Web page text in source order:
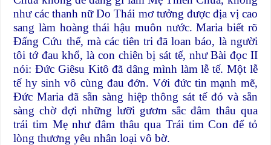
như các thanh nữ Do Thái mơ tưởng được địa vị cao
sang làm hoàng thái hậu muôn nước. Maria biết rõ
Đấng Cứu thế, mà các tiên tri đã loan báo, là người
tôi tớ đau khổ, là con chiên bị sát tế, như Bài đọc II
nói: Đức Giêsu Kitô đã dâng mình làm lễ tế. Một lễ
tế hy sinh vô cùng đau đớn. Với đức tin mạnh mẽ,
Đức Maria đã sẵn sàng hiệp thông sát tế đó và sẵn
sàng chờ đợi những lưỡi gươm sắc đâm thâu qua
trái tim Mẹ như đâm thâu qua Trái tim Con để tỏ
lòng thương yêu nhân loại vô bờ.